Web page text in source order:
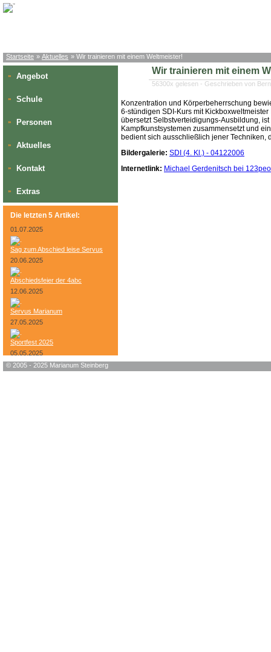
Startseite » Aktuelles » Wir trainieren mit einem Weltmeister!
» Angebot
» Schule
» Personen
» Aktuelles
» Kontakt
» Extras
Die letzten 5 Artikel:
01.07.2025
Sag zum Abschied leise Servus
20.06.2025
Abschiedsfeier der 4abc
12.06.2025
Servus Marianum
27.05.2025
Sportfest 2025
05.05.2025
Bundesheer-Tag
Wir trainieren mit einem
56300x gelesen - Geschrieben von
Konzentration und Körperbeherrschung
6-stündigen SDI-Kurs mit
übersetzt Selbstverteidigungs-Ausbildung,
Kampfkunstsystemen zusammensetzt und
bedient sich ausschließlich jener Techniken,
Bildergalerie: SDI (4. Kl.) - 04122006
Internetlink: Michael Gerdenitsch bei
© 2005 - 2025 Marianum Steinberg